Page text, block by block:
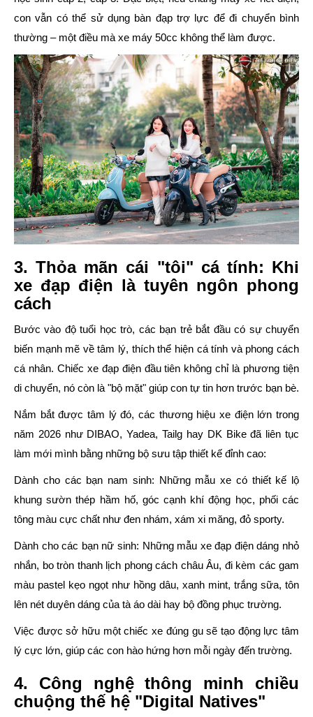
con vẫn có thể sử dụng bàn đạp trợ lực để đi chuyển bình
thường – một điều mà xe máy 50cc không thể làm được.
3. Thỏa mãn cái "tôi" cá tính: Khi
xe đạp điện là tuyên ngôn phong
cách
Bước vào độ tuổi học trò, các bạn trẻ bắt đầu có sự chuyển
biến mạnh mẽ về tâm lý, thích thể hiện cá tính và phong cách
cá nhân. Chiếc xe đạp điện đầu tiên không chỉ là phương tiện
di chuyển, nó còn là "bộ mặt" giúp con tự tin hơn trước bạn bè.
Nắm bắt được tâm lý đó, các thương hiệu xe điện lớn trong
năm 2026 như DIBAO, Yadea, Tailg hay DK Bike đã liên tục
làm mới mình bằng những bộ sưu tập thiết kế đỉnh cao:
Dành cho các bạn nam sinh: Những mẫu xe có thiết kế lộ
khung sườn thép hầm hố, góc cạnh khí động học, phối các
tông màu cực chất như đen nhám, xám xi măng, đỏ sporty.
Dành cho các bạn nữ sinh: Những mẫu xe đạp điện dáng nhỏ
nhắn, bo tròn thanh lịch phong cách châu Âu, đi kèm các gam
màu pastel kẹo ngọt như hồng dâu, xanh mint, trắng sữa, tôn
lên nét duyên dáng của tà áo dài hay bộ đồng phục trường.
Việc được sở hữu một chiếc xe đúng gu sẽ tạo động lực tâm
lý cực lớn, giúp các con hào hứng hơn mỗi ngày đến trường.
4. Công nghệ thông minh chiều
chuộng thế hệ "Digital Natives"